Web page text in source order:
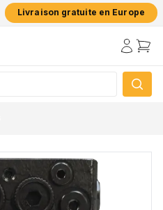
Livraison gratuite en Europe